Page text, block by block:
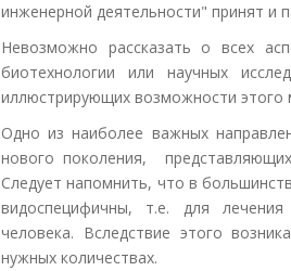
инженерной деятельности" принят и
Невозможно рассказать о всех
биотехнологии или научных
иллюстрирующих возможности этого
Одно из наиболее важных
нового поколения,
Следует напомнить, что в
видоспецифичны, т.е. для
человека. Вследствие этого
нужных количествах.